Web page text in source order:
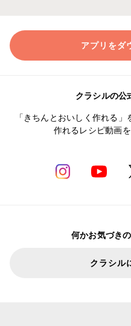
アプリをダ
クラシルの公
「きちんとおいしく作れる
作れるレシピ動画
何かお気づき
クラシル